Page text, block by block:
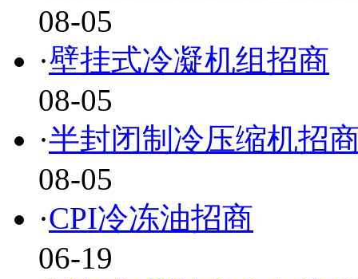
08-05
·壁挂式冷凝机组招商
08-05
·半封闭制冷压缩机招
08-05
·CPI冷冻油招商
06-19